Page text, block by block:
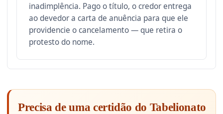
inadimplência. Pago o título, o credor entrega
ao devedor a carta de anuência para que ele
providencie o cancelamento — que retira o
protesto do nome.
Precisa de uma certidão do Tabelionato